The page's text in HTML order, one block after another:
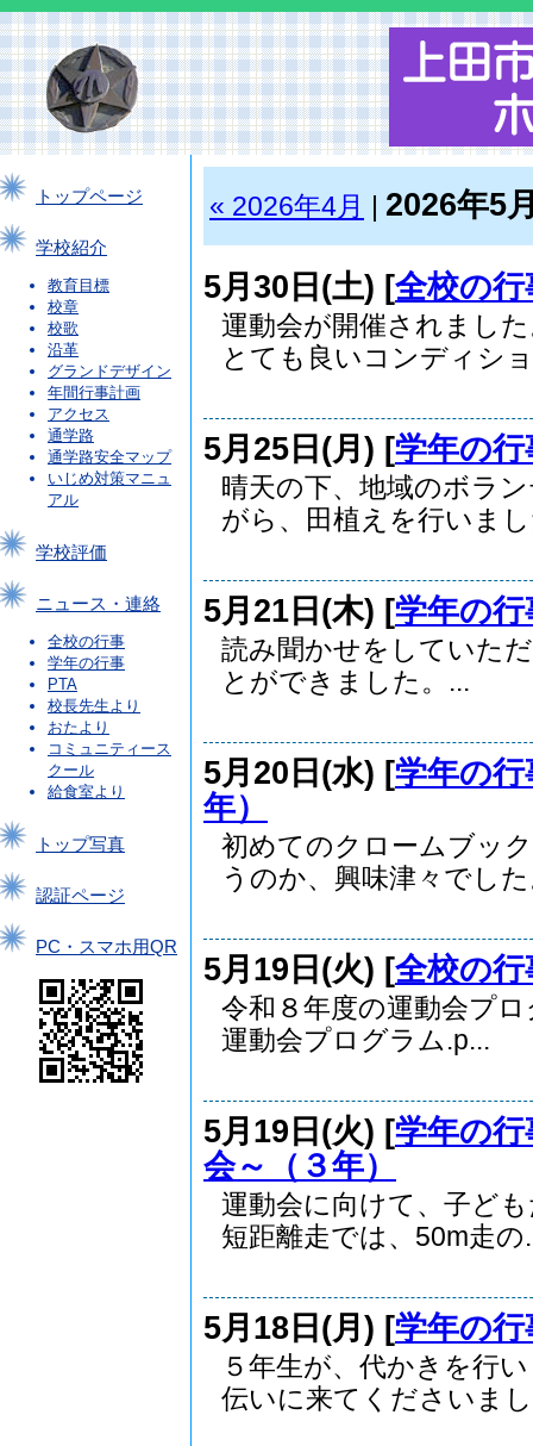
トップページ
学校紹介
教育目標
校章
校歌
沿革
グランドデザイン
年間行事計画
アクセス
通学路
通学路安全マップ
いじめ対策マニュ
アル
学校評価
ニュース・連絡
全校の行事
学年の行事
PTA
校長先生より
おたより
コミュニティース
クール
給食室より
トップ写真
認証ページ
PC・スマホ用QR
« 2026年4月 2026年5
5月30日(土) [全校の行
運動会が開催されまし
とても良いコンディシ
5月25日(月) [学年の行
晴天の下、地域のボラ
がら、田植えを行いま
5月21日(木) [学年の行
読み聞かせをしていた
とができました。...
5月20日(水) [学年の行
年）
初めてのクロームブッ
うのか、興味津々でし
5月19日(火) [全校の行
令和８年度の運動会プ
運動会プログラム.p...
5月19日(火) [学年の行
会～（３年）
運動会に向けて、子ど
短距離走では、50m走の
5月18日(月) [学年の行
５年生が、代かきを行
伝いに来てくださいま